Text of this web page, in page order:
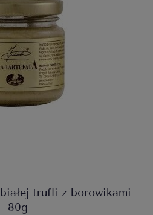
trufli z borowikami
80g